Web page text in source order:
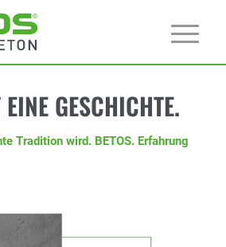
GESCHICHTE.
Tradition wird. BETOS. Erfahrung